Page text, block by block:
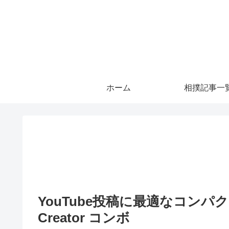
ホーム 相撲記事一
YouTube投稿に最適なコンパ
Creator コンボ